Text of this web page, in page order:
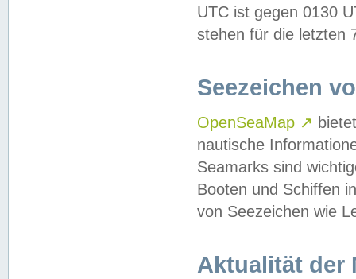
UTC ist gegen 0130
stehen für die letzten
Seezeichen
OpenSeaMap ↗
nautische
Seamarks sind
Booten und Schiffen
von Seezeichen wie
Aktualität der